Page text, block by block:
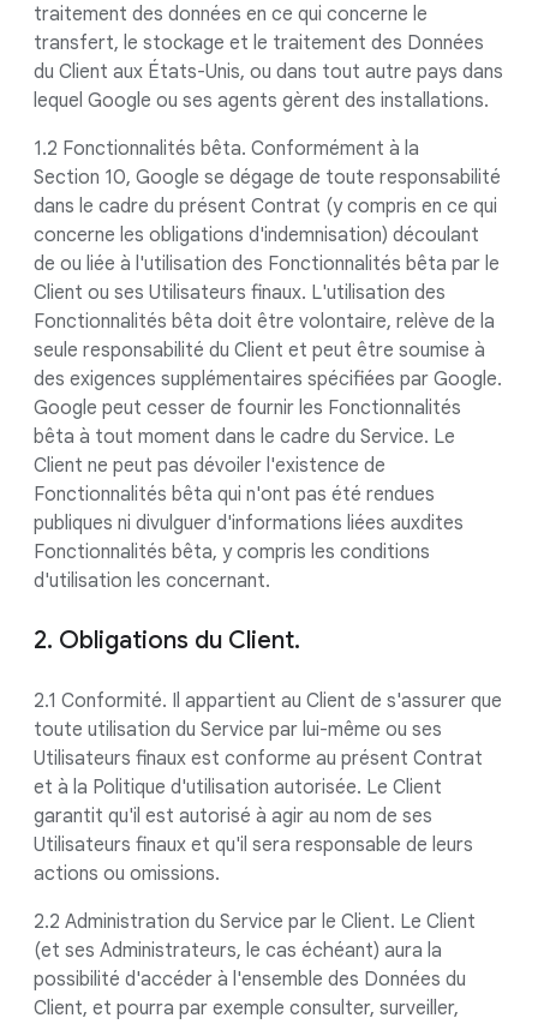
traitement des données en ce qui concerne le
transfert, le stockage et le traitement des Données
du Client aux États-Unis, ou dans tout autre pays dans
lequel Google ou ses agents gèrent des installations.
1.2 Fonctionnalités bêta. Conformément à la
Section 10, Google se dégage de toute responsabilité
dans le cadre du présent Contrat (y compris en ce qui
concerne les obligations d'indemnisation) découlant
de ou liée à l'utilisation des Fonctionnalités bêta par le
Client ou ses Utilisateurs finaux. L'utilisation des
Fonctionnalités bêta doit être volontaire, relève de la
seule responsabilité du Client et peut être soumise à
des exigences supplémentaires spécifiées par Google.
Google peut cesser de fournir les Fonctionnalités
bêta à tout moment dans le cadre du Service. Le
Client ne peut pas dévoiler l'existence de
Fonctionnalités bêta qui n'ont pas été rendues
publiques ni divulguer d'informations liées auxdites
Fonctionnalités bêta, y compris les conditions
d'utilisation les concernant.
2. Obligations du Client.
2.1 Conformité. Il appartient au Client de s'assurer que
toute utilisation du Service par lui-même ou ses
Utilisateurs finaux est conforme au présent Contrat
et à la Politique d'utilisation autorisée. Le Client
garantit qu'il est autorisé à agir au nom de ses
Utilisateurs finaux et qu'il sera responsable de leurs
actions ou omissions.
2.2 Administration du Service par le Client. Le Client
(et ses Administrateurs, le cas échéant) aura la
possibilité d'accéder à l'ensemble des Données du
Client, et pourra par exemple consulter, surveiller,